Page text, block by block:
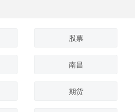
股票
南昌
期货